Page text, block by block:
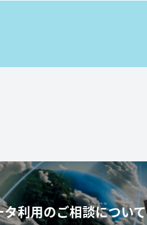
タ利用のご相談について